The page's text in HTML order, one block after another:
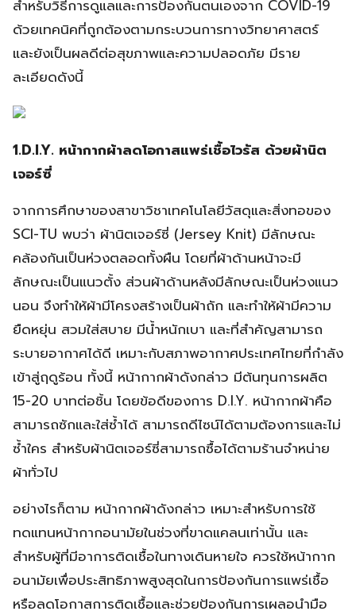
สำหรับวิธีการดูแลและการป้องกันตนเองจาก COVID-19
ด้วยเทคนิคที่ถูกต้องตามกระบวนการทางวิทยาศาสตร์
และยังเป็นผลดีต่อสุขภาพและความปลอดภัย มีราย
ละเอียดดังนี้
1.D.I.Y. หน้ากากผ้าลดโอกาสแพร่เชื้อไวรัส ด้วยผ้านิต
เจอร์ซี่
จากการศึกษาของสาขาวิชาเทคโนโลยีวัสดุและสิ่งทอของ
SCI-TU พบว่า ผ้านิตเจอร์ซี่ (Jersey Knit) มีลักษณะ
คล้องกันเป็นห่วงตลอดทั้งผืน โดยที่ผ้าด้านหน้าจะมี
ลักษณะเป็นแนวตั้ง ส่วนผ้าด้านหลังมีลักษณะเป็นห่วงแนว
นอน จึงทำให้ผ้ามีโครงสร้างเป็นผ้าถัก และทำให้ผ้ามีความ
ยืดหยุ่น สวมใส่สบาย มีน้ำหนักเบา และที่สำคัญสามารถ
ระบายอากาศได้ดี เหมาะกับสภาพอากาศประเทศไทยที่กำลัง
เข้าสู่ฤดูร้อน ทั้งนี้ หน้ากากผ้าดังกล่าว มีต้นทุนการผลิต
15-20 บาทต่อชิ้น โดยข้อดีของการ D.I.Y. หน้ากากผ้าคือ
สามารถซักและใส่ซ้ำได้ สามารถดีไซน์ได้ตามต้องการและไม่
ซ้ำใคร สำหรับผ้านิตเจอร์ซี่สามารถซื้อได้ตามร้านจำหน่าย
ผ้าทั่วไป
อย่างไรก็ตาม หน้ากากผ้าดังกล่าว เหมาะสำหรับการใช้
ทดแทนหน้ากากอนามัยในช่วงที่ขาดแคลนเท่านั้น และ
สำหรับผู้ที่มีอาการติดเชื้อในทางเดินหายใจ ควรใช้หน้ากาก
อนามัยเพื่อประสิทธิภาพสูงสุดในการป้องกันการแพร่เชื้อ
หรือลดโอกาสการติดเชื้อและช่วยป้องกันการเผลอนำมือ